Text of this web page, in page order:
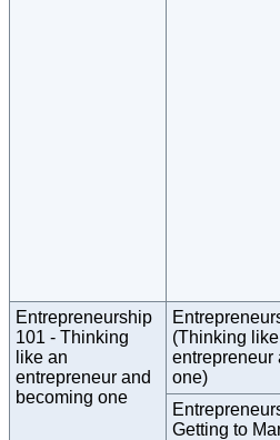
Entrepreneurship
101 - Thinking
like an
entrepreneur and
becoming one
(Thinking
entrepreneur
one)
Getting to